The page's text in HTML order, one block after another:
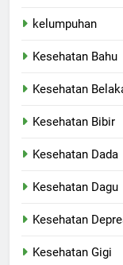
kelumpuhan
Kesehatan Bahu
Kesehatan
Kesehatan Bibir
Kesehatan Dada
Kesehatan Dagu
Kesehatan
Kesehatan Gigi